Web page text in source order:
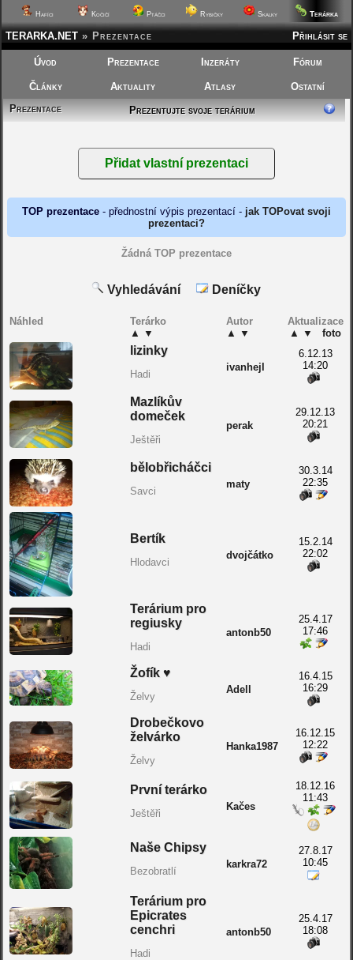
Hafíci Kočičí Ptáčci Rybičky Skalky Terárka
Přihlásit se
TERARKA.NET » Prezentace
Úvod Prezentace Inzeráty Fórum
Články Aktuality Atlasy
Ostatní
Prezentace
Prezentujte svoje terárium
TOP prezentace- přednostní výpis prezentací - jak TOPovat svoji
prezentaci?
Žádná TOP prezentace
Vyhledávání Deníčky
Náhled
Terárko
▲ ▼
Autor
▲ ▼
Aktualizace
▲ ▼ foto
lizinky
Hadi
ivanhejl
6.12.13
14:20
Mazlíkův
domeček
Ještěři
perak
29.12.13
20:21
bělobřicháčci
Savci
maty
30.3.14
22:35
Bertík
Hlodavci
dvojčátko
15.2.14
22:02
Terárium pro
regiusky
Hadi
antonb50
25.4.17
17:46
Žofík ♥
Želvy
Adell
16.4.15
16:29
Drobečkovo
želvárko
Želvy
Hanka1987
16.12.15
12:22
První terárko
Ještěři
Kačes
18.12.16
11:43
Naše Chipsy
Bezobratlí
karkra72
27.8.17
10:45
Terárium pro
Epicrates
cenchri
Hadi
antonb50
25.4.17
18:08